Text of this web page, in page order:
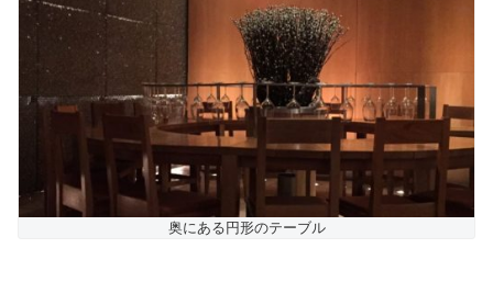
奥にある円形のテーブル